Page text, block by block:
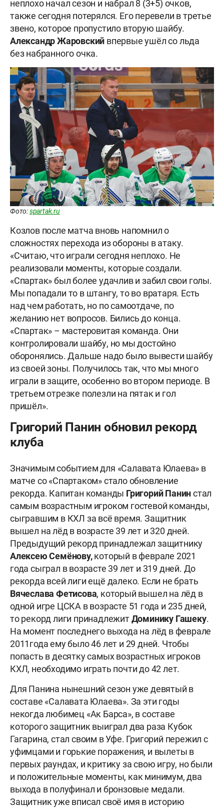
неплохо начал сезон и набрал 8 (3+5) очков,
также сегодня потерялся. Его перевели в третье
звено, которое пропустило вторую шайбу.
Александр Жаровский впервые ушёл со льда
без набранного очка.
Фото:spartak.ru
Козлов после матча вновь напомнил о
сложностях перехода из обороны в атаку.
«Считаю, что играли сегодня неплохо. Не
реализовали моменты, которые создали.
«Спартак» был более удачлив и забил свои голы.
Мы попадали то в штангу, то во вратаря. Есть
над чем работать, но по самоотдаче, по
желанию нет вопросов. Бились до конца.
«Спартак» – мастеровитая команда. Они
контролировали шайбу, но мы достойно
оборонялись. Дальше надо было вывести шайбу
из своей зоны. Получилось так, что мы много
играли в защите, особенно во втором периоде. В
третьем отрезке полезли на пятак и гол
пришёл».
Григорий Панин обновил рекорд
клуба
Значимым событием для «Салавата Юлаева» в
матче со «Спартаком» стало обновление
рекорда. Капитан команды Григорий Панинстал
самым возрастным игроком гостевой команды,
сыгравшим в КХЛ за всё время. Защитник
вышел на лёд в возрасте 39 лет и 320 дней.
Предыдущий рекорд принадлежал защитнику
Алексею Семёнову,который в феврале 2021
года сыграл в возрасте 39 лет и 319 дней. До
рекорда всей лиги ещё далеко. Если не брать
Вячеслава Фетисова, который вышел на лёд в
одной игре ЦСКА в возрасте 51 года и 235 дней,
то рекорд лиги принадлежитДоминику Гашеку.
На момент последнего выхода на лёд в феврале
2011года ему было 46 лет и 29 дней. Чтобы
попасть в десятку самых возрастных игроков
КХЛ, необходимо играть почти до 42 лет.
Для Панина нынешний сезон уже девятый в
составе «Салавата Юлаева». За эти годы
некогда любимец «Ак Барса», в составе
которого защитник выиграл два раза Кубок
Гагарина, стал своим в Уфе. Григорий пережил с
уфимцами и горькие поражения, и вылеты в
первых раундах, и критику за свою игру, но были
и положительные моменты, как минимум, два
выхода в полуфинал и бронзовые медали.
Защитник уже вписал своё имя в историю